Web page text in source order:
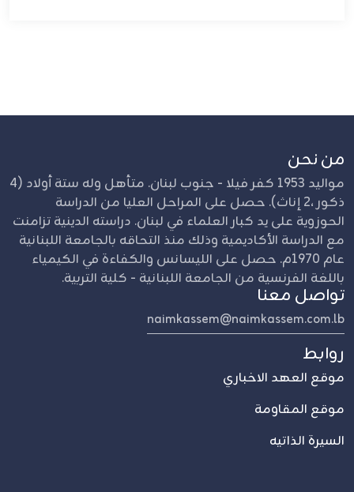
من نحن
مواليد 1953 كفر فيلا - جنوب لبنان. متأهل وله ستة أولاد (4
ذكور ،2 إناث). حصل على المراحل العليا من الدراسة
الحوزوية على يد كبار العلماء في لبنان. دراسته الدينية تزامنت
مع الدراسة الأكاديمية وذلك منذ التحاقه بالجامعة اللبنانية
عام 1970م. حصل على الليسانس والكفاءة في الكيمياء
باللغة الفرنسية من الجامعة اللبنانية - كلية التربية.
تواصل معنا
naimkassem@naimkassem.com.lb
روابط
موقع العهد الاخباري
موقع المقاومة
السيرة الذاتيه